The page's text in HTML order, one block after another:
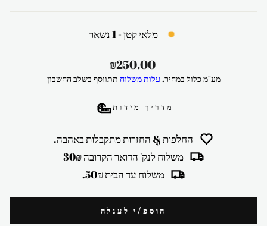
מלאי קטן - 1 נשאר
מחיר
רגיל
₪250.00
מע"מ כלול במחיר. עלות משלוח תתווסף בשלב החשבון
מדריך מידות
החלפות & החזרות מתקבלות באהבה.
משלוח לנק' הדואר הקרובה 30₪
משלוח עד הבית 50₪.
הוספ/י לעגלה